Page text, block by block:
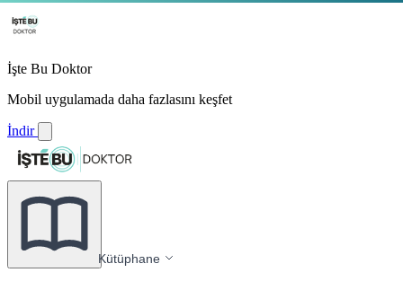
İşte Bu Doktor
Mobil uygulamada daha fazlasını keşfet
İndir
Kütüphane